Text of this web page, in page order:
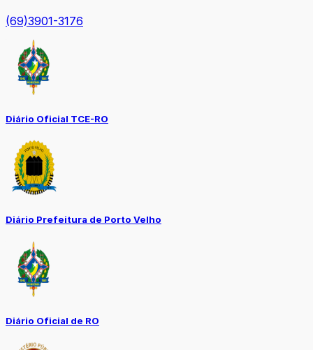
(69)3901-3176
Diário Oficial TCE-RO
Diário Prefeitura de Porto Velho
Diário Oficial de RO